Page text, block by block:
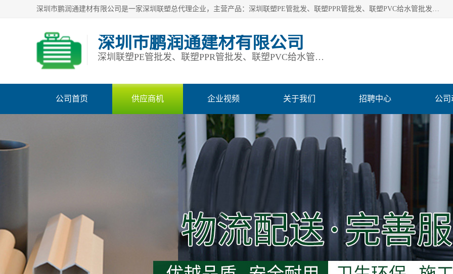
深圳市鹏润通建材有限公司是一家深圳联塑总代理企业，主营产品：深圳联塑PE管批发、联塑PPR管批发、联塑PVC给水管批发、联塑PVC排水管批发、联塑管道批发等。凭借服务以及多年的勤奋拼搏，发展成为一家销售各种管材管件，绝缘电工套管及配件等系列产品的贸易公司。公司秉承“顾客至上，锐意进取”的经营理念，坚持“客户至上”原则为广大客户提供的服务。欢迎惠顾！
深圳市鹏润通建材有限公司
深圳联塑PE管批发、联塑PPR管批发、联塑PVC给水管批发、联塑PVC排水管批发、联塑管道批发等
公司首页 供应商机 企业视频 关于我们 招聘中心 公司